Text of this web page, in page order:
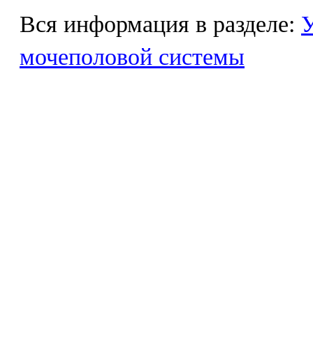
Вся информация в разделе:
мочеполовой системы